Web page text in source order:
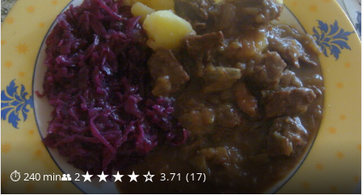
⏱ 240 min👥 2★★★★☆ 3.71 (17)